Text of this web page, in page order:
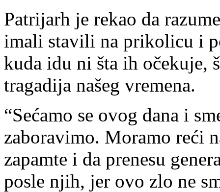
Patrijarh je rekao da
imali stavili na prikolicu i
kuda idu ni šta ih očekuje,
tragadija našeg vremena.
“Sećamo se ovog dana i
zaboravimo. Moramo reći
zapamte i da prenesu
posle njih, jer ovo zlo ne